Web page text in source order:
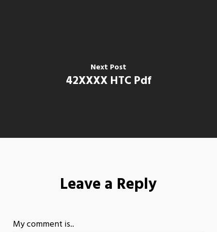
Next Post
42XXXX HTC Pdf
Leave a Reply
My comment is..